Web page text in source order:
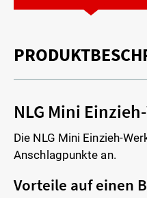
NLG Mini
Die NLG Mini Einzieh-
Anschlagpunkte an.
Vorteile auf einen